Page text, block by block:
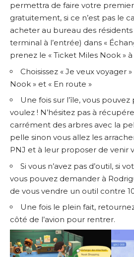
permettra de faire votre
gratuitement, si ce n’est pas le
acheter au bureau des
terminal à l’entrée) dans «
prenez le « Ticket Miles Nook »
Choisissez « Je veux voyager
Nook » et « En route »
Une fois sur l’île, vous
voulez ! N’hésitez pas à
carrément des arbres avec la
pelle sinon vous allez les
PNJ et à leur proposer de venir
Si vous n’avez pas d’outil, si
vous pouvez demander à
de vous vendre un outil contre
Une fois le plein fait,
côté de l’avion pour rentrer.